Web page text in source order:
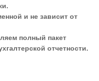
и не зависит от
полный пакет
отчетности.